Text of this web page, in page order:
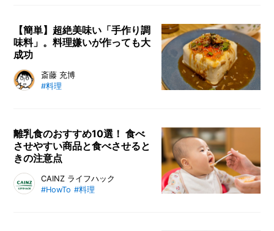
店。店長の橋本知也は、自宅をDIY
で作り上げているガテン系店長で
す。カインズ社内でも話題の“自宅D
IY”の様子を見せてもらうととも
に、自身の好みやスタッフ間でのム
を選んでもらいました。
【簡単】超絶美味い「手作り調
味料」。料理嫌いが作っても大
成功
巷で話題の「手作り調味料」。実は
超簡単に作れてコスパ◎なので、料
使いたくない」と宣言するライター
の高橋充博さんが、プロ直伝のレシ
ピで調味料作りにチャレンジしま
す。
斎藤 充博
#料理
離乳食のおすすめ10選！ 食べ
させやすい商品と食べさせると
きの注意点
おすすめのレトルト離乳食を月齢別
にご紹介！ なかなか食べない赤ち
CAINZ ライフハック
#HowTo #料理